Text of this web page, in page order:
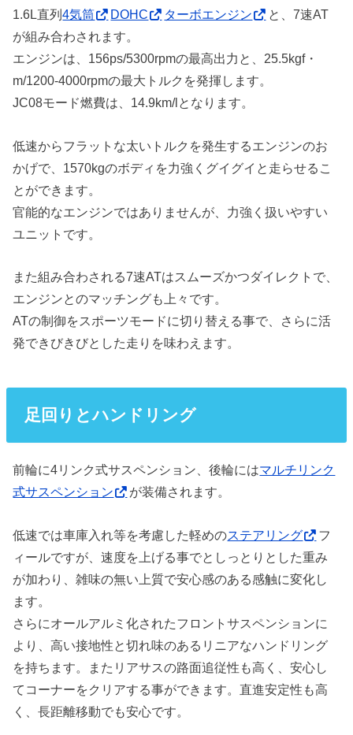
1.6L直列4気筒 DOHC ターボエンジン
と、7速AT
が組み合わされます。
エンジンは、156ps/5300rpmの最高出力と、25.5kgf・
m/1200-4000rpmの最大トルクを発揮します。
JC08モード燃費は、14.9km/lとなります。
低速からフラットな太いトルクを発生するエンジンのお
かげで、1570kgのボディを力強くグイグイと走らせるこ
とができます。
官能的なエンジンではありませんが、力強く扱いやすい
ユニットです。
また組み合わされる7速ATはスムーズかつダイレクトで、
エンジンとのマッチングも上々です。
ATの制御をスポーツモードに切り替える事で、さらに活
発できびきびとした走りを味わえます。
足回りとハンドリング
前輪に4リンク式サスペンション、後輪にはマルチリンク
式サスペンション
が装備されます。
低速では車庫入れ等を考慮した軽めのステアリング
フ
ィールですが、速度を上げる事でとしっとりとした重み
が加わり、雑味の無い上質で安心感のある感触に変化し
ます。
さらにオールアルミ化されたフロントサスペンションに
より、高い接地性と切れ味のあるリニアなハンドリング
を持ちます。またリアサスの路面追従性も高く、安心し
てコーナーをクリアする事ができます。直進安定性も高
く、長距離移動でも安心です。